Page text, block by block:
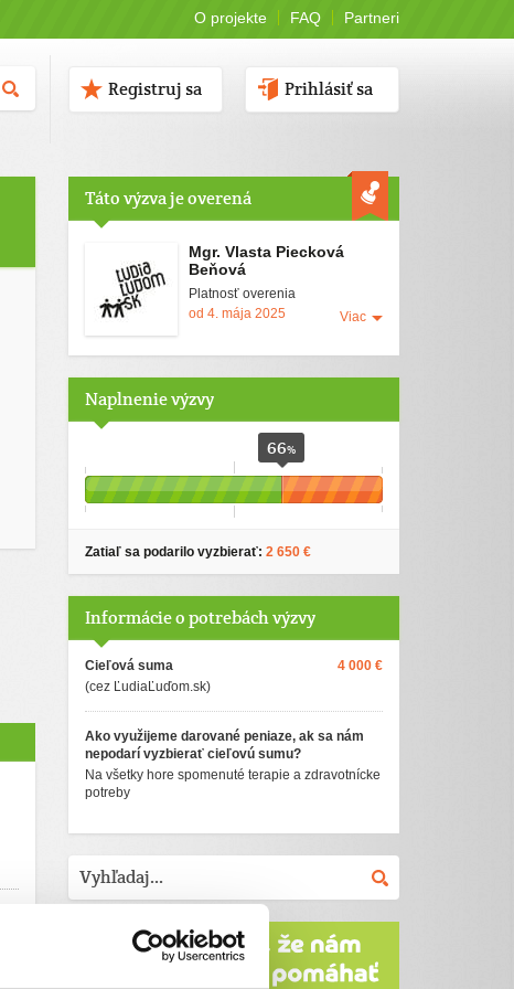
O projekte FAQ Partneri
Prihlásiť sa
Registruj sa
Táto výzva je overená
Mgr. Vlasta Piecková
Beňová
Platnosť overenia
od 4. mája 2025
Viac
Naplnenie výzvy
66%
Zatiaľ sa podarilo vyzbierať: 2 650 €
Informácie o potrebách výzvy
Cieľová suma
(cez ĽudiaĽuďom.sk)
4 000 €
Ako využijeme darované peniaze, ak sa nám
nepodarí vyzbierať cieľovú sumu?
Na všetky hore spomenuté terapie a zdravotnícke
potreby